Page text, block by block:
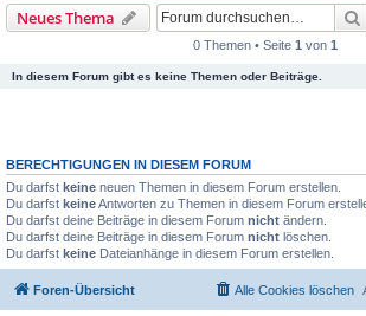
Neues Thema
0 Themen • Seite 1 von 1
In diesem Forum gibt es keine Themen oder Beiträge.
BERECHTIGUNGEN IN DIESEM FORUM
Du darfst keine neuen Themen in diesem Forum erstellen.
Du darfst keineAntworten zu Themen in diesem Forum
Du darfst deine Beiträge in diesem Forum nicht ändern.
Du darfst deine Beiträge in diesem Forum nicht löschen.
Du darfst keine Dateianhänge in diesem Forum erstellen.
Foren-Übersicht Alle Cookies löschen